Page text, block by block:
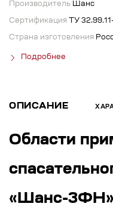
Производитель Шанс
Сертификация ТУ
Страна изготовления
Подробнее
ОПИСАНИЕ
Области
«Шанс-3ФН»